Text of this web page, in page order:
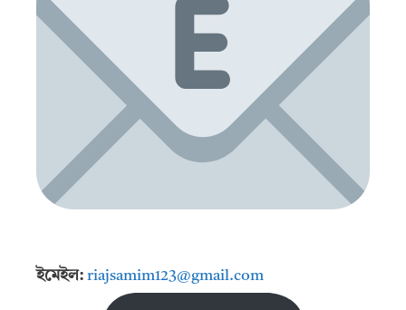
ইমেইল: riajsamim123@gmail.com